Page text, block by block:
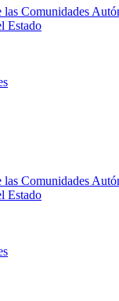
Comunidades
Estado
Comunidades
Estado